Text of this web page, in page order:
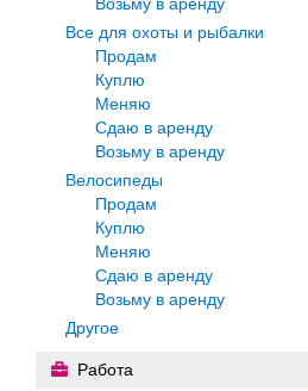
Все для охоты и рыбалки
Продам
Куплю
Меняю
Сдаю в аренду
Возьму в аренду
Велосипеды
Продам
Куплю
Меняю
Сдаю в аренду
Возьму в аренду
Другое
Работа